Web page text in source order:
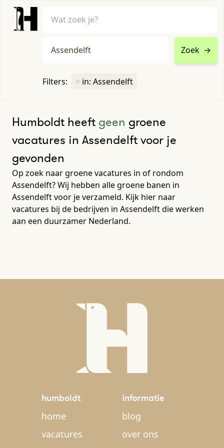
Zoek →
Filters: × in: Assendelft
Humboldt heeft geen groene
vacatures in Assendelft voor je
gevonden
Op zoek naar groene vacatures in of rondom
Assendelft? Wij hebben alle groene banen in
Assendelft voor je verzameld. Kijk hier naar
vacatures bij de bedrijven in Assendelft die werken
aan een duurzamer Nederland.
humboldt
home
vacatures
informatie
blog
over ons